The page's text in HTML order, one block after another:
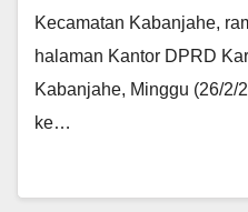
Kecamatan Kabanjahe,
halaman Kantor DPRD
Kabanjahe, Minggu (26/2/
ke…